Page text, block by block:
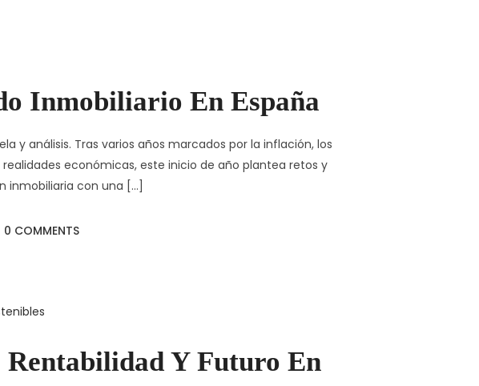
Inmobiliario En España
y análisis. Tras varios años marcados por la inflación, los
económicas, este inicio de año plantea retos y
inmobiliaria con una […]
0 COMMENTS
Y Futuro En